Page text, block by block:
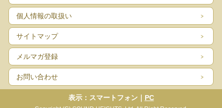
個人情報の取扱い
サイトマップ
メルマガ登録
お問い合わせ
表示：スマートフォン｜ PC